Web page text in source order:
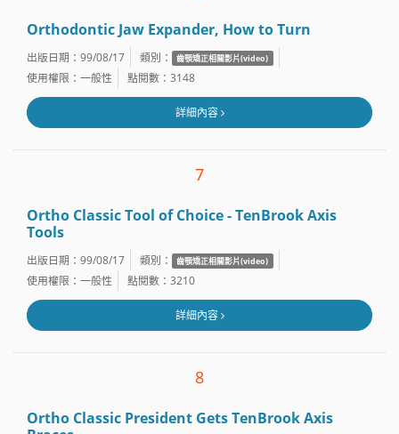
Orthodontic Jaw Expander, How to Turn
出版日期：99/08/17 類別： 齒顎矯正相關影片(video)
使用權限：一般性 點閱數：3148
詳細內容
7
Ortho Classic Tool of Choice - TenBrook Axis
Tools
出版日期：99/08/17 類別： 齒顎矯正相關影片(video)
使用權限：一般性 點閱數：3210
詳細內容
8
Ortho Classic President Gets TenBrook Axis